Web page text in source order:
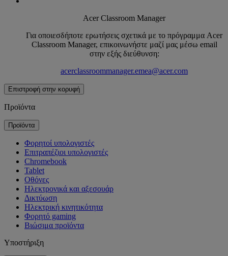
Acer Classroom Manager
Για οποιεσδήποτε ερωτήσεις σχετικά με το πρόγραμμα Acer
Classroom Manager, επικοινωνήστε μαζί μας μέσω email
στην εξής διεύθυνση:
acerclassroommanager.emea@acer.com
Επιστροφή στην κορυφή
Προϊόντα
Προϊόντα
Φορητοί υπολογιστές
Επιτραπέζιοι υπολογιστές
Chromebook
Tablet
Οθόνες
Ηλεκτρονικά και αξεσουάρ
Δικτύωση
Ηλεκτρική κινητικότητα
Φορητό gaming
Βιώσιμα προϊόντα
Υποστήριξη